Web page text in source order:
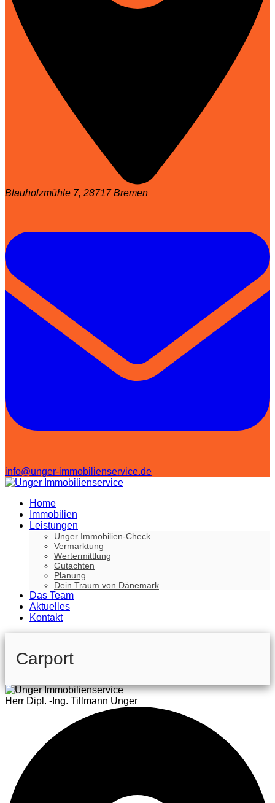
Blauholzmühle 7, 28717 Bremen
info@unger-immobilienservice.de
Home
Immobilien
Leistungen
Unger Immobilien-Check
Vermarktung
Wertermittlung
Gutachten
Planung
Dein Traum von Dänemark
Das Team
Aktuelles
Kontakt
Carport
Herr Dipl. -Ing. Tillmann Unger